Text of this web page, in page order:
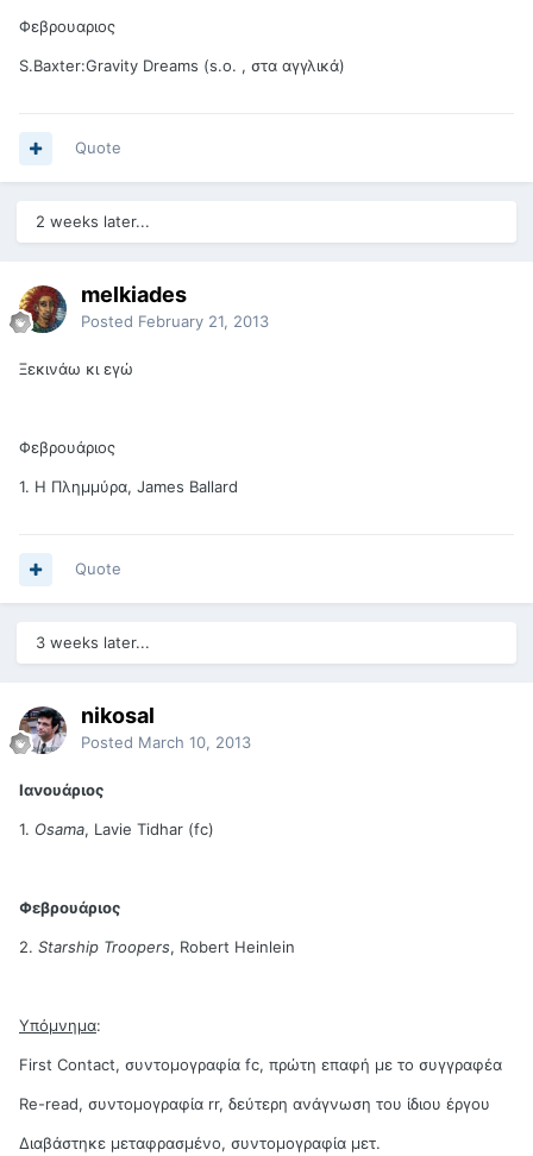
Φεβρουαριος
S.Baxter:Gravity Dreams (s.o. , στα αγγλικά)
Quote
2 weeks later...
melkiades
Posted February 21, 2013
Ξεκινάω κι εγώ
Φεβρουάριος
1. Η Πλημμύρα, James Ballard
Quote
3 weeks later...
nikosal
Posted March 10, 2013
Ιανουάριος
1. Osama, Lavie Tidhar (fc)
Φεβρουάριος
2. Starship Troopers, Robert Heinlein
Υπόμνημα:
First Contact, συντομογραφία fc, πρώτη επαφή με το συγγραφέα
Re-read, συντομογραφία rr, δεύτερη ανάγνωση του ίδιου έργου
Διαβάστηκε μεταφρασμένο, συντομογραφία μετ.